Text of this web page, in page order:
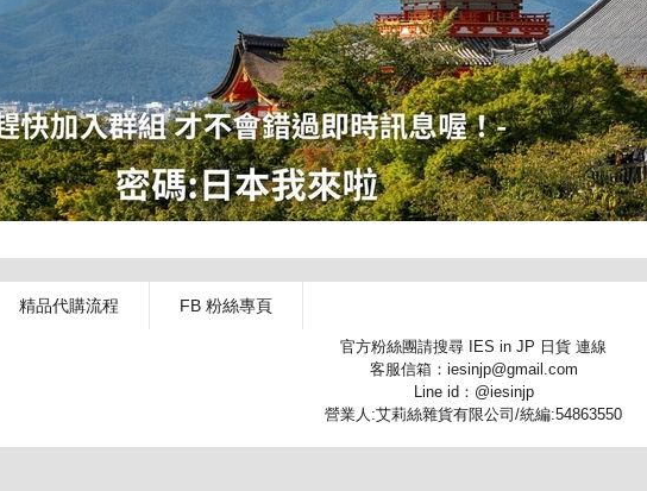
精品代購流程 FB 粉絲專頁
官方粉絲團請搜尋 IES in JP 日貨 連線
客服信箱：iesinjp@gmail.com
Line id：@iesinjp
營業人:艾莉絲雜貨有限公司/統編:54863550